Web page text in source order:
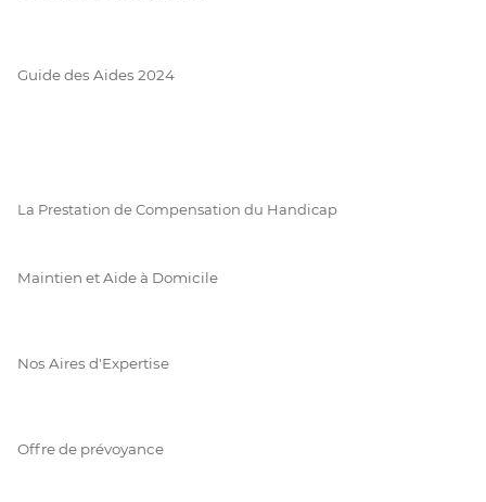
Guide des Aides 2024
La Prestation de Compensation du Handicap
Maintien et Aide à Domicile
Nos Aires d'Expertise
Offre de prévoyance